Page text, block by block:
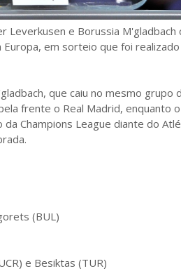
Leverkusen e Borussia M'gladbach
em sorteio que foi
que caiu no mesmo grupo
frente o Real Madrid, enquanto
Champions League diante do
(BUL)
e Besiktas (TUR)